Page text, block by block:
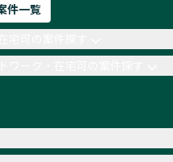
件一覧
ーク・在宅可の案件探す